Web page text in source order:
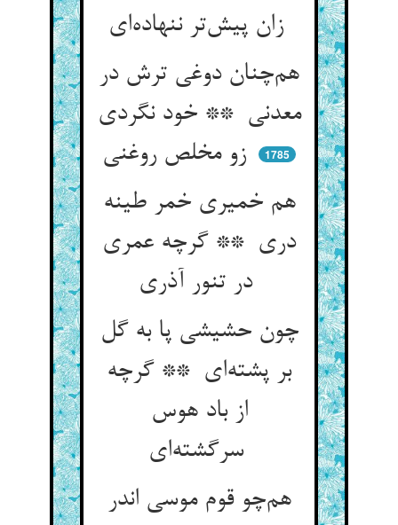
زان پیش‌تر ننهاده‌ای
هم‌چنان دوغی ترش در
معدنی ** خود نگردی
1785
هم خمیری خمر طینه
دری ** گرچه عمری
در تنور آذری
چون حشیشی پا به گل
بر پشته‌ای ** گرچه
از باد هوس
سرگشته‌ای
هم‌چو قوم موسی اندر